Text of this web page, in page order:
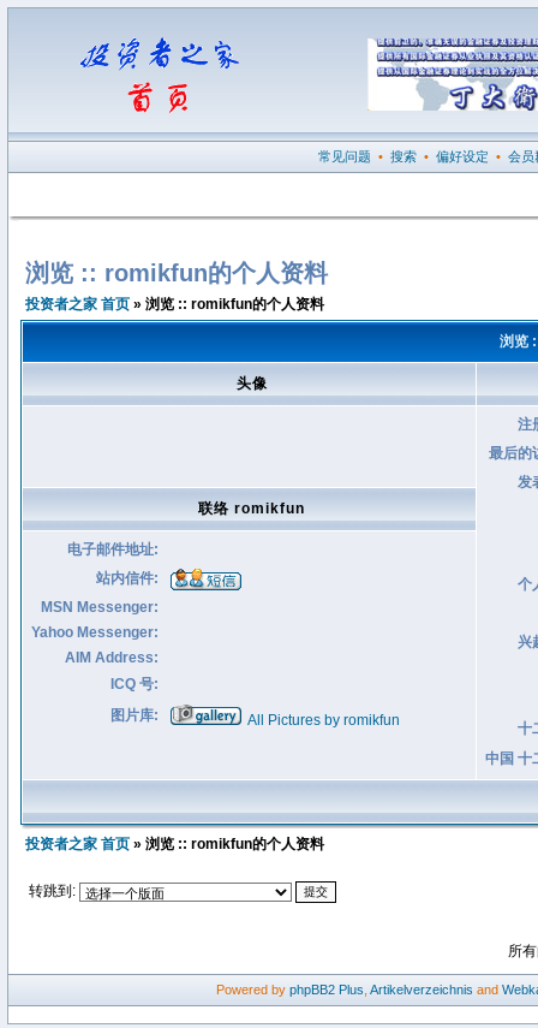
常见问题 • 搜索 • 偏好设定 • 会员
浏览 :: romikfun的个人资料
投资者之家 首页 » 浏览 :: romikfun的个人资料
浏览
头像
注
最后的
发
个
兴
十
中国 十
联络 romikfun
电子邮件地址:
站内信件:
MSN Messenger:
Yahoo Messenger:
AIM Address:
ICQ 号:
图片库:
All Pictures by romikfun
投资者之家 首页 » 浏览 :: romikfun的个人资料
转跳到:
所
Powered by phpBB2 Plus Artikelverzeichnis and